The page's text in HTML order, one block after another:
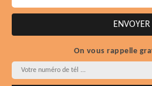
On vous rappelle